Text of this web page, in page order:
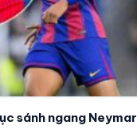
sánh ngang Neymar